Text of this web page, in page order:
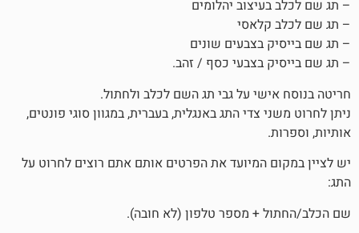
יהלומים
שונים
בצבעי כסף / זהב.
על גבי תג השם לכלב ולחתול.
צדי התג באנגלית, בעברית, במגוון סוגי פונטים,
המיועד את הפרטים אותם אתם רוצים לחרוט על
+ מספר טלפון (לא חובה).